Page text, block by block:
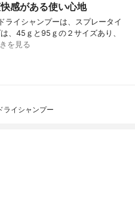
感がある使い心地
ライシャンプーは、スプレータイ
、45ｇと95ｇの２サイズあり、
を見る
ライシャンプー